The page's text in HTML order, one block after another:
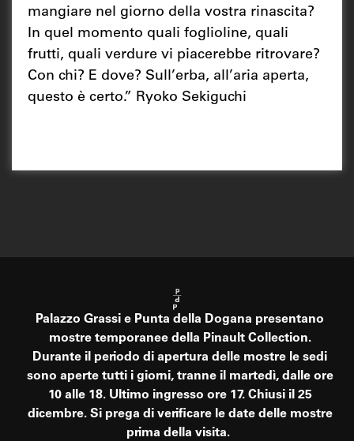
mangiare nel giorno della vostra rinascita?
In quel momento quali foglioline, quali
frutti, quali verdure vi piacerebbe ritrovare?
Con chi? E dove? Sull’erba, all’aria aperta,
questo è certo.” Ryoko Sekiguchi
Palazzo Grassi e Punta della Dogana presentano
mostre temporanee della Pinault Collection.
Durante il periodo di apertura delle mostre le sedi
sono aperte tutti i giorni, tranne il martedì, dalle ore
10 alle 18. Ultimo ingresso ore 17. Chiusi il 25
dicembre. Si prega di verificare le date delle mostre
prima della visita.